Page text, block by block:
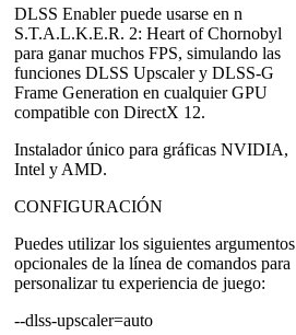
DLSS Enabler puede usarse en n
S.T.A.L.K.E.R. 2: Heart of Chornobyl
para ganar muchos FPS, simulando las
funciones DLSS Upscaler y DLSS-G
Frame Generation en cualquier GPU
compatible con DirectX 12.
Instalador único para gráficas NVIDIA,
Intel y AMD.
CONFIGURACIÓN
Puedes utilizar los siguientes argumentos
opcionales de la línea de comandos para
personalizar tu experiencia de juego:
--dlss-upscaler=auto